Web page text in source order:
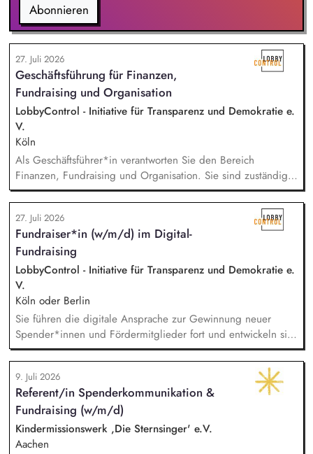
Abonnieren
27. Juli 2026
Geschäftsführung für Finanzen,
Fundraising und Organisation
LobbyControl - Initiative für Transparenz und Demokratie e.
V.
Köln
Als Geschäftsführer*in verantworten Sie den Bereich
Finanzen, Fundraising und Organisation. Sie sind zuständig
für die Finanzplanung, das Controlling und die Organisation
des Rechnungswesens. Sie leiten das Fundraising-Team und
entwickeln eine nachhaltige Fundraising Strategie. Sie sind
verantwortlich für das Personalmanagement und die operative
Steuerung von Prozessen zur Organisationsentwicklung.
27. Juli 2026
Fundraiser*in (w/m/d) im Digital-
Fundraising
LobbyControl - Initiative für Transparenz und Demokratie e.
V.
Köln oder Berlin
Sie führen die digitale Ansprache zur Gewinnung neuer
Spender*innen und Fördermitglieder fort und entwickeln sie
weiter. Sie sind verantwortlich für unsere E-Mailings und
steuern diese ganzheitlich - angefangen bei der Planung,
Zielgruppensegmentierung und Themenauswahl übers Texten
bis hin zur technischen Abwicklung und deren
kontinuierlichen Optimierung und Weiterentwicklung.
9. Juli 2026
Referent/in Spenderkommunikation &
Fundraising (w/m/d)
Kindermissionswerk ,Die Sternsinger' e.V.
Aachen